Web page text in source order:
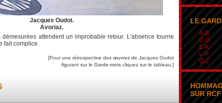
Jacques Oudot.
Avoriaz.
attendent un improbable retour. L'absence tourne
fait complice.
[Pour une rétrospective des œuvres de Jacques Oudot
figurant sur le Garde-mots cliquez sur le tableau.]
LE
A-B
C-D
E-K
L-P
Q-Z
SUR